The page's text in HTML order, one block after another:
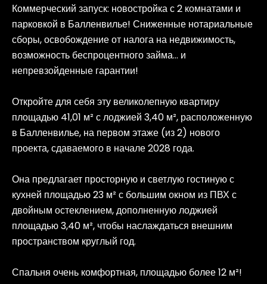
Коммерческий запуск: новостройка с 2 комнатами и
парковкой в Балленвилье! Сниженные нотариальные
сборы, освобождение от налога на недвижимость,
возможность беспроцентного займа... и
непревзойденные гарантии!
Откройте для себя эту великолепную квартиру
площадью 41,01 м² с лоджией 3,40 м², расположенную
в Балленвилье, на первом этаже (из 2) нового
проекта, сдаваемого в начале 2028 года.
Она предлагает просторную и светлую гостиную с
кухней площадью 23 м² с большим окном из ПВХ с
двойным остеклением, дополненную лоджией
площадью 3,40 м², чтобы наслаждаться внешним
пространством круглый год.
Спальня очень комфортная, площадью более 12 м²!